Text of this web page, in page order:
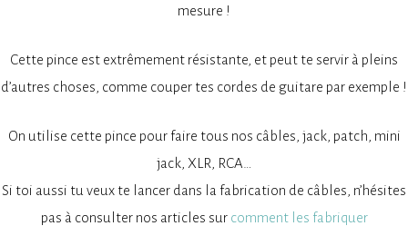
mesure !
Cette pince est extrêmement résistante, et peut te servir à pleins
d’autres choses, comme couper tes cordes de guitare par exemple !
On utilise cette pince pour faire tous nos câbles, jack, patch, mini
jack, XLR, RCA…
Si toi aussi tu veux te lancer dans la fabrication de câbles, n’hésites
pas à consulter nos articles sur comment les fabriquer